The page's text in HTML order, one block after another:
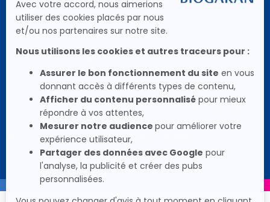
En laboratoire pionnier et innovant, Biogaran met tout en œuvre
pour proposer aux patients des médicaments de qualité avec le
SocialSocial
Icon
Social
Icon
Social
Icon
Social
Icon
NOUS CONTACTER
DÉCOUVRIR BIOGARAN